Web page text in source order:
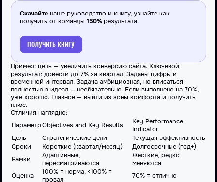
Скачайте наше руководство и книгу, узнайте как
получить от команды 150%результата
ПОЛУЧИТЬ КНИГУ
Пример: цель — увеличить конверсию сайта. Ключевой
результат: довести до 7% за квартал. Заданы цифры и
временной интервал. Задача амбициозная, но вписаться
полностью в идеал — необязательно. Если выполнено на 70%,
уже хорошо. Главное — выйти из зоны комфорта и получить
плюс.
Отличия наглядно:
ПараметрObjectives and Key Results
Key Performance
Indicator
Цель
Стратегические цели
Текущая эффективность
Сроки
Короткие (квартал/месяц)
Долгосрочные (год+)
Рамки
Адаптивные,
пересматриваются
Жесткие, редко
меняются
Оценка
100% = норма, <100% =
провал
70% = отлично